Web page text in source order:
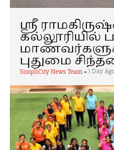
ஸ்ரீ
கல்லூரியில்
புதுமை
SimpliCity News Team-1 Day Ago